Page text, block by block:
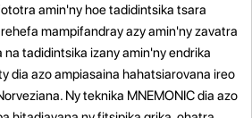
amin'ny hoe tadidintsika tsara
mampifandray azy amin'ny zavatra
tadidintsika izany amin'ny endrika
dia azo ampiasaina hahatsiarovana ireo
Ny teknika MNEMONIC dia azo